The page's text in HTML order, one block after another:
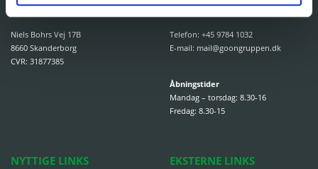
GO’ON GRUPPEN A/S
Niels Bohrs Vej 17B
8660 Skanderborg
CVR: 31877385
KONTAKT OS
Telefon: +45 9784 1032
E-mail: mail@goongruppen.dk
Åbningstider
Mandag – torsdag: 8.30-16
Fredag: 8.30-15
NYTTIGE LINKS EKSTERNE LINKS